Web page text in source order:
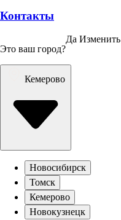
Контакты
Это ваш город?
Да Изменить
Кемерово
Новосибирск
Томск
Кемерово
Новокузнецк